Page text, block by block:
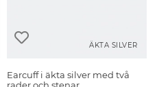
ÄKTA SILVER
Earcuff i äkta silver med två